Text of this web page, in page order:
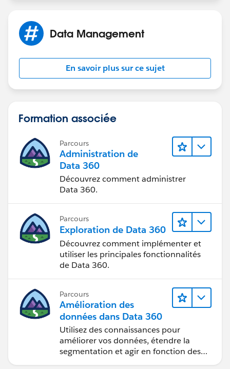
Data Management
En savoir plus sur ce sujet
Formation associée
Parcours
Administration de
Data 360
Découvrez comment administrer
Data 360.
Parcours
Exploration de Data 360
Découvrez comment implémenter et
utiliser les principales fonctionnalités
de Data 360.
Parcours
Amélioration des
données dans Data 360
Utilisez des connaissances pour
améliorer vos données, étendre la
segmentation et agir en fonction des
données.